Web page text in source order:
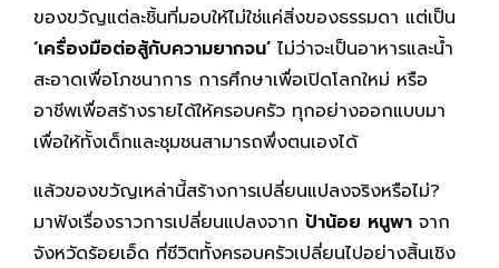
ของขวัญแต่ละชิ้นที่มอบให้ไม่ใช่แค่สิ่งของธรรมดา แต่เป็น
‘เครื่องมือต่อสู้กับความยากจน’ ไม่ว่าจะเป็นอาหารและน้ำ
สะอาดเพื่อโภชนาการ การศึกษาเพื่อเปิดโลกใหม่ หรือ
อาชีพเพื่อสร้างรายได้ให้ครอบครัว ทุกอย่างออกแบบมา
เพื่อให้ทั้งเด็กและชุมชนสามารถพึ่งตนเองได้
แล้วของขวัญเหล่านี้สร้างการเปลี่ยนแปลงจริงหรือไม่?
มาฟังเรื่องราวการเปลี่ยนแปลงจาก ป้าน้อย หนูพา จาก
จังหวัดร้อยเอ็ด ที่ชีวิตทั้งครอบครัวเปลี่ยนไปอย่างสิ้นเชิง